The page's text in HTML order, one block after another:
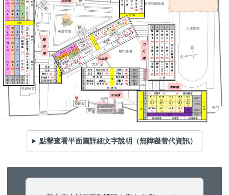
點擊查看平面圖詳細文字說明（無障礙替代資訊）